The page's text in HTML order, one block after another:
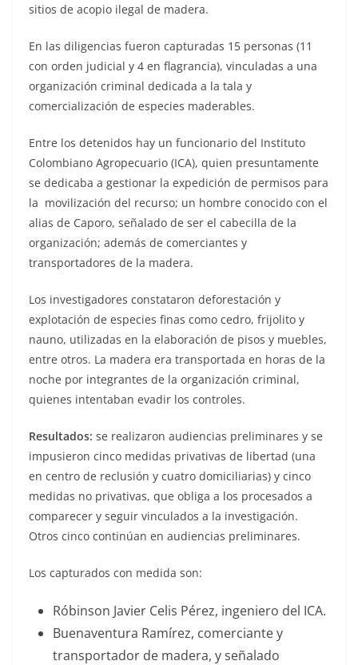
sitios de acopio ilegal de madera.
En las diligencias fueron capturadas 15 personas (11
con orden judicial y 4 en flagrancia), vinculadas a una
organización criminal dedicada a la tala y
comercialización de especies maderables.
Entre los detenidos hay un funcionario del Instituto
Colombiano Agropecuario (ICA), quien presuntamente
se dedicaba a gestionar la expedición de permisos para
la movilización del recurso; un hombre conocido con el
alias de Caporo, señalado de ser el cabecilla de la
organización; además de comerciantes y
transportadores de la madera.
Los investigadores constataron deforestación y
explotación de especies finas como cedro, frijolito y
nauno, utilizadas en la elaboración de pisos y muebles,
entre otros. La madera era transportada en horas de la
noche por integrantes de la organización criminal,
quienes intentaban evadir los controles.
Resultados: se realizaron audiencias preliminares y se
impusieron cinco medidas privativas de libertad (una
en centro de reclusión y cuatro domiciliarias) y cinco
medidas no privativas, que obliga a los procesados a
comparecer y seguir vinculados a la investigación.
Otros cinco continúan en audiencias preliminares.
Los capturados con medida son:
Róbinson Javier Celis Pérez, ingeniero del ICA.
Buenaventura Ramírez, comerciante y
transportador de madera, y señalado